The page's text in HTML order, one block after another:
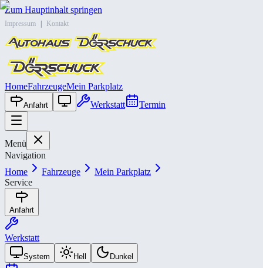
Zum Hauptinhalt springen
Impressum Kontakt
HomeFahrzeugeMein Parkplatz
Anfahrt Werkstatt Termin
Menü
Navigation
Home
Fahrzeuge
Mein Parkplatz
Service
Anfahrt
Werkstatt
System Hell Dunkel